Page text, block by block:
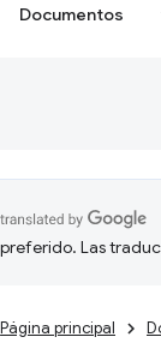
Documentos
preferido. Las
Página principal